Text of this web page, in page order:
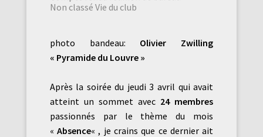
Non classé Vie du club
photo bandeau: Olivier Zwilling
« Pyramide du Louvre »
Après la soirée du jeudi 3 avril qui avait
atteint un sommet avec 24 membres
passionnés par le thème du mois
«Absence« , je crains que ce dernier ait